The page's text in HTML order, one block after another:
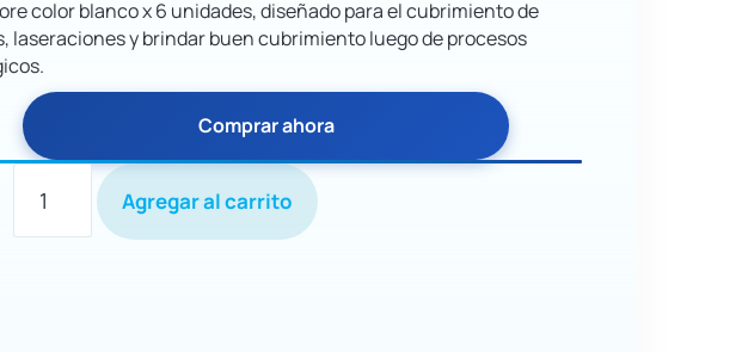
color blanco x 6 unidades, diseñado para el cubrimiento de
laseraciones y brindar buen cubrimiento luego de procesos
Comprar ahora
Agregar al carrito